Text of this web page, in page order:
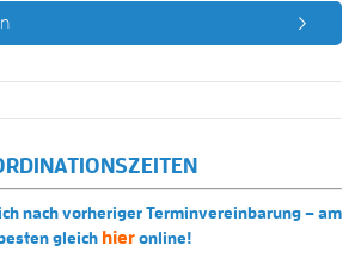
nach vorheriger Terminvereinbarung – am
gleich hieronline!